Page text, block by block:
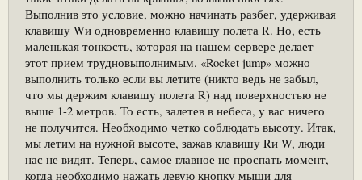
Выполнив это условие, можно начинать разбег, удерживая
клавишу Wи одновременно клавишу полета R. Но, есть
маленькая тонкость, которая на нашем сервере делает
этот прием трудновыполнимым. «Rocket jump» можно
выполнить только если вы летите (никто ведь не забыл,
что мы держим клавишу полета R) над поверхностью не
выше 1-2 метров. То есть, залетев в небеса, у вас ничего
не получится. Необходимо четко соблюдать высоту. Итак,
мы летим на нужной высоте, зажав клавишу Rи W, люди
нас не видят. Теперь, самое главное не проспать момент,
когда необходимо нажать левую кнопку мыши для